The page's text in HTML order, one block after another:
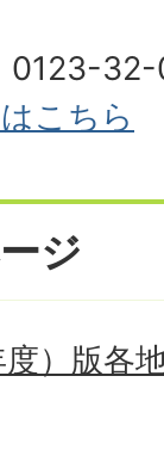
0123-
こちら
ジ
）版各